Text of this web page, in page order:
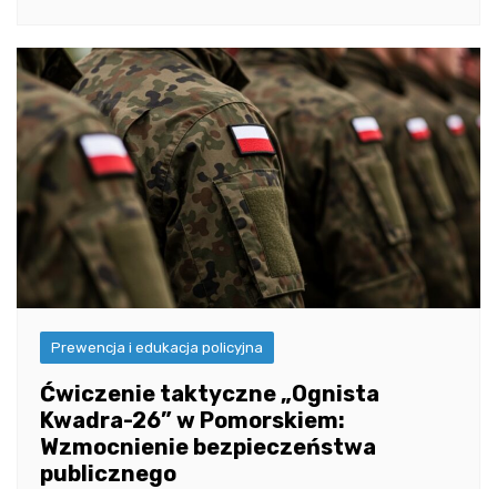
Prewencja i edukacja policyjna
Ćwiczenie taktyczne „Ognista
Kwadra-26” w Pomorskiem:
Wzmocnienie bezpieczeństwa
publicznego